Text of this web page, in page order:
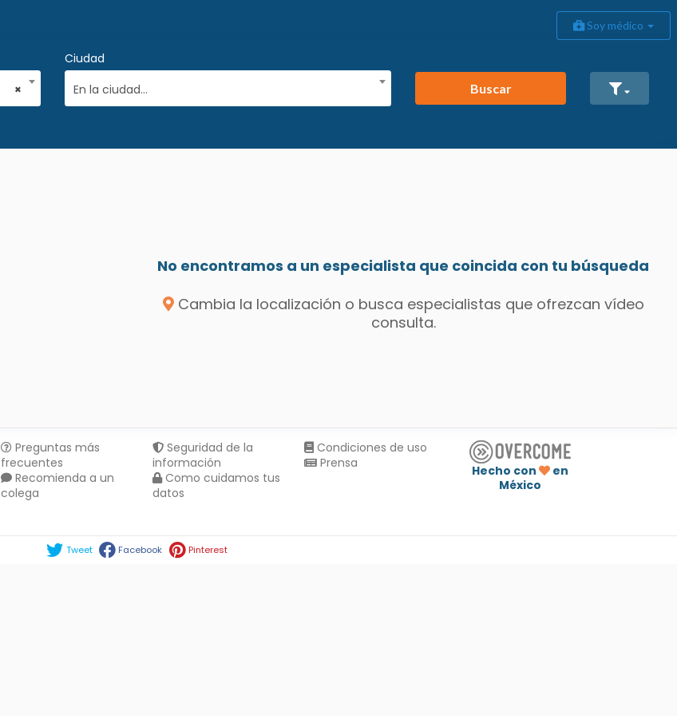
Soy médico
×
Ciudad
En la ciudad...
Buscar
No encontramos a un especialista que coincida con tu búsqueda
Cambia la localización o busca especialistas que ofrezcan vídeo
consulta.
Preguntas más
frecuentes
Recomienda a un
colega
Seguridad de la
información
Como cuidamos tus
datos
Condiciones de uso
Prensa
Hecho con
en
México
Tweet Facebook Pinterest